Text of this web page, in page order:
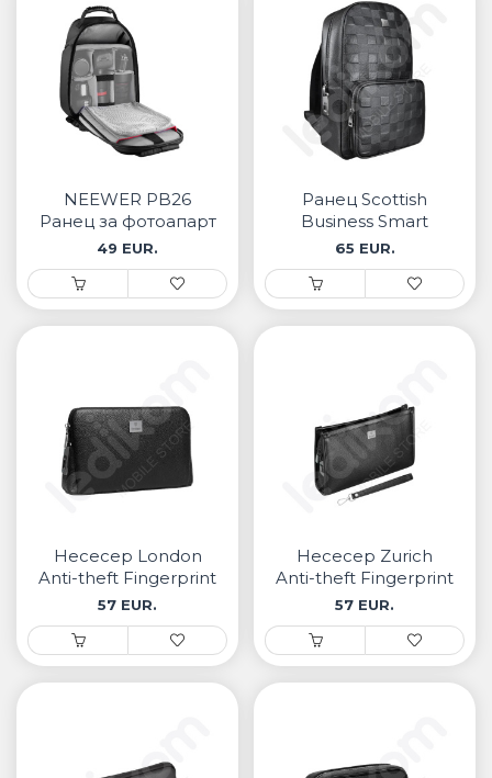
NEEWER PB26
Ранец за фотоапарт
49 EUR.
Ранец Scottish
Business Smart
Fingerprint
65 EUR.
Несесер London
Anti-theft Fingerprint
Lock
57 EUR.
Несесер Zurich
Anti-theft Fingerprint
Lock
57 EUR.
• Останато
PLAYSTATION
AIRTAGS
ПРОЕКТОРИ